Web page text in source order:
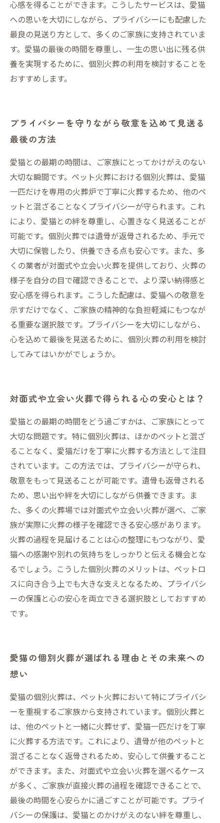
心感を得ることができます。こうしたサービスは、愛猫
への思いを大切にしながら、プライバシーにも配慮した
最良の見送り方として、多くのご家族に支持されていま
す。愛猫の最後の時間を尊重し、一生の思い出に残る供
養を実現するために、個別火葬の利用を検討することを
おすすめします。
プライバシーを守りながら敬意を込めて見送る
最後の方法
愛猫との最期の時間は、ご家族にとってかけがえのない
大切な瞬間です。ペット火葬における個別火葬は、愛猫
一匹だけを専用の火葬炉で丁寧に火葬するため、他のペ
ットと混ざることなくプライバシーが守られます。これ
により、愛猫との絆を尊重し、心置きなく見送ることが
可能です。個別火葬では遺骨が返骨されるため、手元で
大切に保管したり、供養できる点も安心です。また、多
くの業者が対面式や立会い火葬を提供しており、火葬の
様子を自分の目で確認できることで、より深い納得感と
安心感を得られます。こうした配慮は、愛猫への敬意を
示すだけでなく、ご家族の精神的な負担軽減にもつなが
る重要な選択肢です。プライバシーを大切にしながら、
心を込めて最後を見送るために、個別火葬の利用を検討
してみてはいかがでしょうか。
対面式や立会い火葬で得られる心の安心とは？
愛猫との最期の時間をどう過ごすかは、ご家族にとって
大切な問題です。特に個別火葬は、ほかのペットと混ざ
ることなく、愛猫だけを丁寧に火葬する方法として注目
されています。この方法では、プライバシーが守られ、
敬意をもって見送ることが可能です。遺骨も返骨される
ため、思い出や絆を大切にしながら供養できます。ま
た、多くの火葬場では対面式や立会い火葬が選べ、ご家
族が実際に火葬の様子を確認できる安心感があります。
火葬の過程を見届けることは心の整理にもつながり、愛
猫への感謝や別れの気持ちをしっかりと伝える機会とな
るでしょう。こうした個別火葬のメリットは、ペットロ
スに向き合う上でも大きな支えとなるため、プライバシ
ーの保護と心の安心を両立できる選択肢としておすすめ
です。
愛猫の個別火葬が選ばれる理由とその未来への
想い
愛猫の個別火葬は、ペット火葬において特にプライバシ
ーを重視するご家族から支持されています。個別火葬と
は、他のペットと一緒に火葬せず、愛猫一匹だけを丁寧
に火葬する方法です。これにより、遺骨が他のペットと
混ざることなく返骨されるため、安心して供養すること
ができます。また、対面式や立会い火葬を選べるケース
が多く、ご家族が直接火葬の過程を確認できることで、
最後の時間を心安らかに過ごすことが可能です。プライ
バシーの保護は、愛猫とのかけがえのない絆を尊重し、